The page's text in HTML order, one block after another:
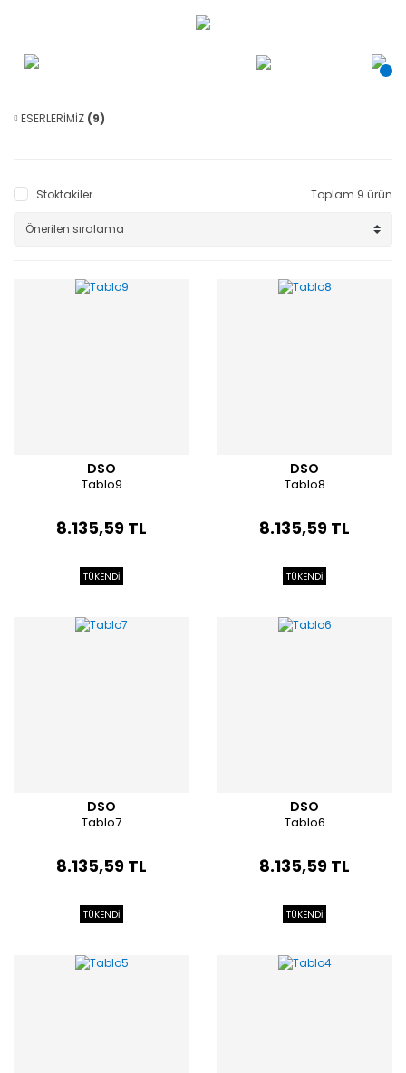
ESERLERİMİZ (9)
Stoktakiler Toplam 9 ürün
DSO
Tablo9
8.135,59 TL
TÜKENDİ
DSO
Tablo8
8.135,59 TL
TÜKENDİ
DSO
Tablo7
8.135,59 TL
TÜKENDİ
DSO
Tablo6
8.135,59 TL
TÜKENDİ